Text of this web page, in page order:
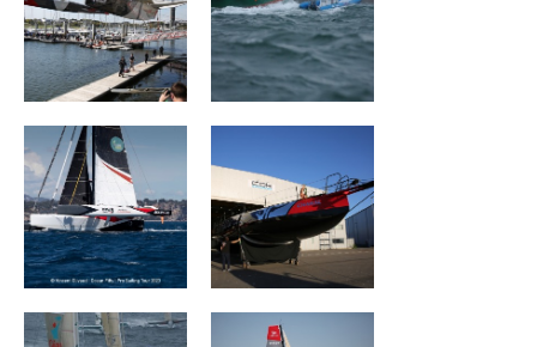
Wind of Trust –
Fondation pour
CHARAL
Géant Groupe Drekan